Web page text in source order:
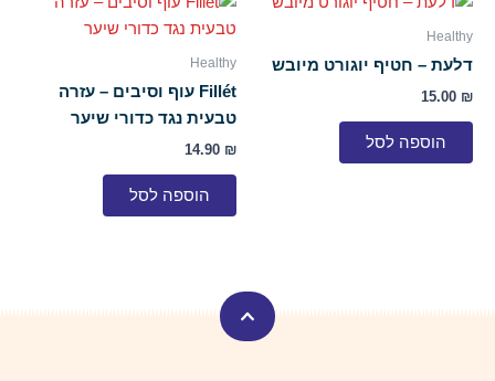
Healthy
דלעת – חטיף יוגורט מיובש
15.00 ₪
הוספה לסל
Healthy
Fillét עוף וסיבים – עזרה
טבעית נגד כדורי שיער
14.90 ₪
הוספה לסל